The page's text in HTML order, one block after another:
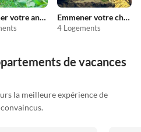
Emmener votre animal en vacances Emmener votre chien en vacances
4 Logements
de vacances
la meilleure expérience de